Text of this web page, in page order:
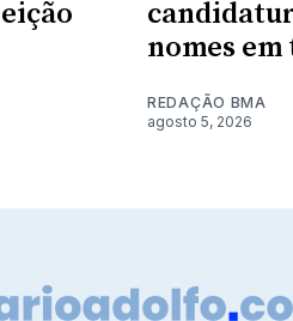
nomes em
REDAÇÃO BMA
agosto 5, 2026